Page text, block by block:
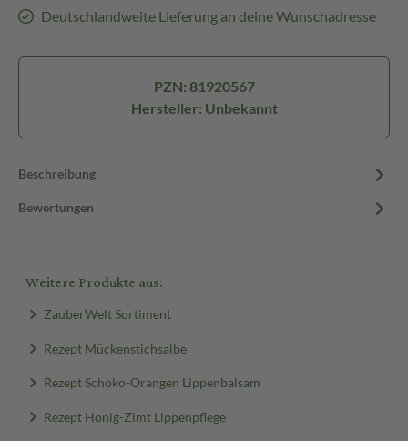
Deutschlandweite Lieferung an deine Wunschadresse
PZN: 81920567
Hersteller: Unbekannt
Beschreibung
Bewertungen
Weitere Produkte aus:
ZauberWelt Sortiment
Rezept Mückenstichsalbe
Rezept Schoko-Orangen Lippenbalsam
Rezept Honig-Zimt Lippenpflege